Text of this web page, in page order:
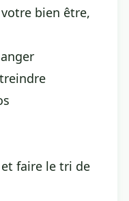
bien être,
faire le tri de